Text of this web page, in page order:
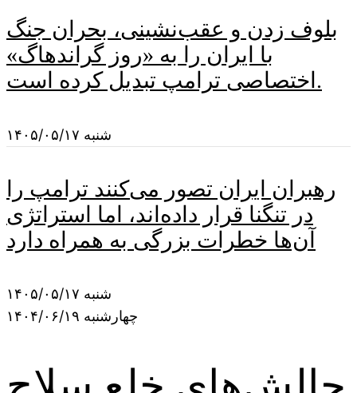
بلوف زدن و عقب‌نشینی، بحران جنگ
با ایران را به «روز گراندهاگ»
اختصاصی ترامپ تبدیل کرده است.
شنبه ۱۴۰۵/۰۵/۱۷
رهبران ایران تصور می‌کنند ترامپ را
در تنگنا قرار داده‌اند، اما استراتژی
آن‌ها خطرات بزرگی به همراه دارد
شنبه ۱۴۰۵/۰۵/۱۷
چهارشنبه ۱۴۰۴/۰۶/۱۹